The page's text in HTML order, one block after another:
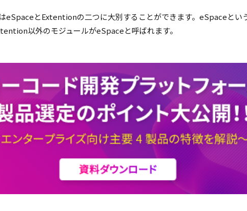
eSpaceとExtentionの二つに大別することができます。eSpaceとい
以外のモジュールがeSpaceと呼ばれます。